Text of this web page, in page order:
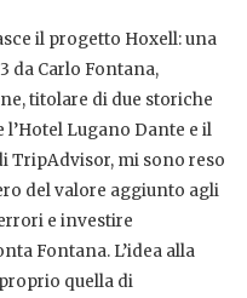
il progetto Hoxell: una
da Carlo Fontana,
titolare di due storiche
Lugano Dante e il
TripAdvisor, mi sono reso
del valore aggiunto agli
e investire
Fontana. L’idea alla
quella di